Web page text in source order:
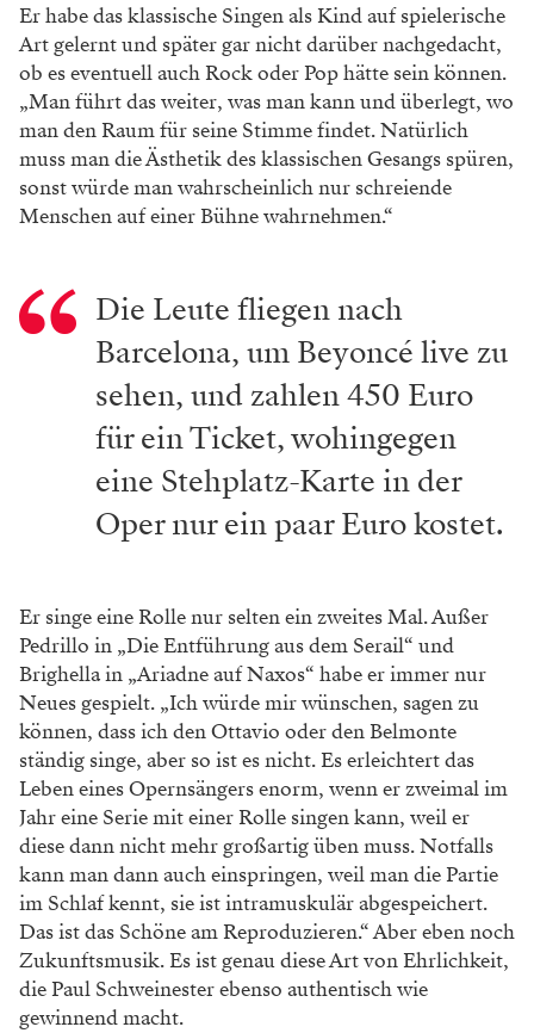
Er habe das klassische Singen als Kind auf spielerische
Art gelernt und später gar nicht darüber nachgedacht,
ob es eventuell auch Rock oder Pop hätte sein können.
„Man führt das weiter, was man kann und überlegt, wo
man den Raum für seine Stimme findet. Natürlich
muss man die Ästhetik des klassischen Gesangs spüren,
sonst würde man wahrscheinlich nur schreiende
Menschen auf einer Bühne wahrnehmen.“
Die Leute fliegen nach
Barcelona, um Beyoncé live zu
sehen, und zahlen 450 Euro
für ein Ticket, wohingegen
eine Stehplatz-Karte in der
Oper nur ein paar Euro kostet.
Er singe eine Rolle nur selten ein zweites Mal. Außer
Pedrillo in „Die Entführung aus dem Serail“ und
Brighella in „Ariadne auf Naxos“ habe er immer nur
Neues gespielt. „Ich würde mir wünschen, sagen zu
können, dass ich den Ottavio oder den Belmonte
ständig singe, aber so ist es nicht. Es erleichtert das
Leben eines Opernsängers enorm, wenn er zweimal im
Jahr eine Serie mit einer Rolle singen kann, weil er
diese dann nicht mehr großartig üben muss. Notfalls
kann man dann auch einspringen, weil man die Partie
im Schlaf kennt, sie ist intramuskulär abgespeichert.
Das ist das Schöne am Reproduzieren.“ Aber eben noch
Zukunftsmusik. Es ist genau diese Art von Ehrlichkeit,
die Paul Schweinester ebenso authentisch wie
gewinnend macht.